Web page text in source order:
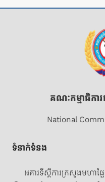
គណៈកម្មាធិកា
National
ទំនាក់ទំនង
អគារទីស្តីការក្រសួងមហាផ្